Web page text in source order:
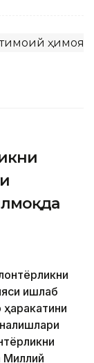
ҳимоя
ишлаб
Миллий